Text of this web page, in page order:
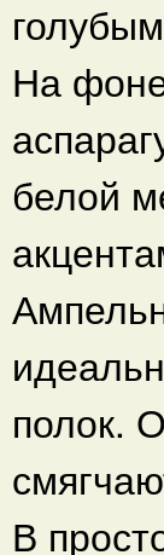
На
белой
полок.
В